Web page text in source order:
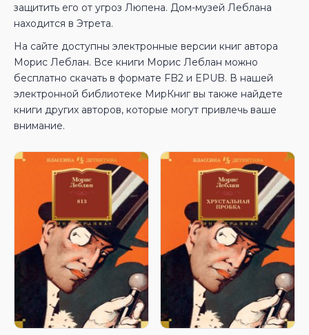
защитить его от угроз Люпена. Дом-музей Леблана
находится в Этрета.
На сайте доступны электронные версии книг автора
Морис Леблан. Все книги Морис Леблан можно
бесплатно скачать в формате FB2 и EPUB. В нашей
электронной библиотеке МирКниг вы также найдете
книги других авторов, которые могут привлечь ваше
внимание.